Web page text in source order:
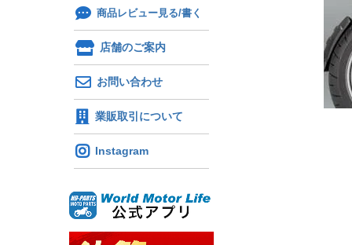
商品レビュー見る/書く
店舗のご案内
お問い合わせ
業販取引について
Instagram